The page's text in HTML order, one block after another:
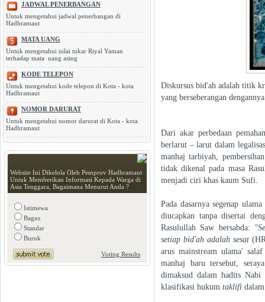
JADWAL PENERBANGAN
Untuk mengetahui jadwal penerbangan di
Hadhramaut
MATA UANG
Untuk mengetahui nilai tukar Riyal Yaman
terhadap mata uang asing
KODE TELEPON
Untuk mengetahui kode telepon di Kota - kota
Hadhramaut
NOMOR DARURAT
Untuk mengetahui nomor darurat di Kota - kota
Hadhramaut
Website Ini Dikelola Oleh Pemprov Hadhramaut
Untuk Memberikan Informasi Kepada Warga di
Asia Tenggara, Bagaimana Menurut Anda ?
Istimewa
Bagus
Standar
Buruk
Voting Results
Diskursus bid'ah adalah titik
yang berseberangan
Dari akar perbedaan
berlarut – larut dalam
manhaj tarbiyah,
tidak dikenal pada masa
menjadi ciri khas kaum Sufi.
Pada dasarnya segenap
diucapkan tanpa disertai
Rasulullah Saw bersabda:
setiap bid'ah adalah sesat
arus mainstream ulama'
manhaj baru tersebut,
dimaksud dalam hadits
klasifikasi hukum taklifi